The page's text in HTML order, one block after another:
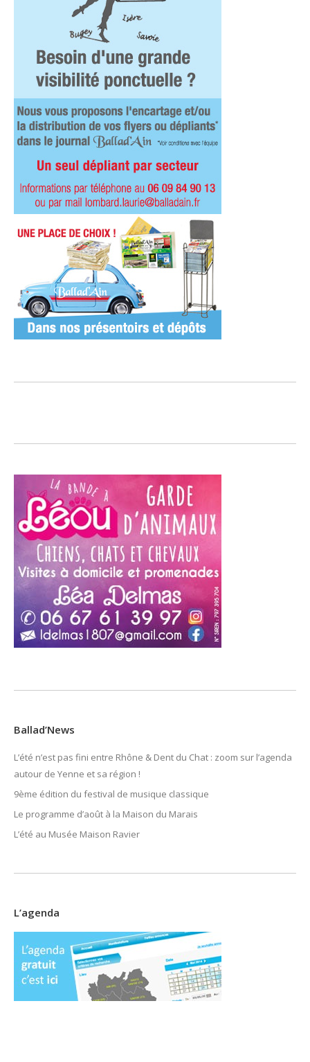
Ballad’News
L’été n’est pas fini entre Rhône & Dent du Chat : zoom sur l’agenda
autour de Yenne et sa région !
9ème édition du festival de musique classique
Le programme d’août à la Maison du Marais
L’été au Musée Maison Ravier
L’agenda